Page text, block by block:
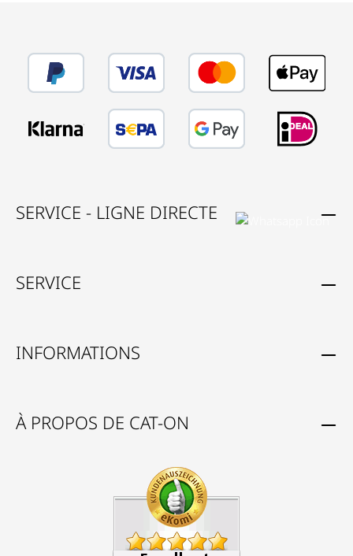
SERVICE - LIGNE DIRECTE
SERVICE
INFORMATIONS
À PROPOS DE CAT-ON